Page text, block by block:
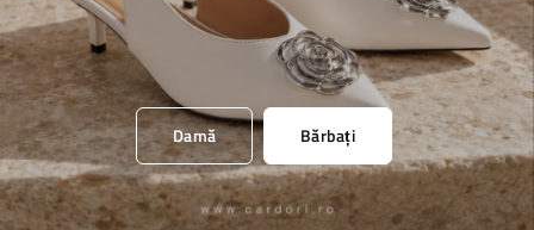
Damă Bărbați